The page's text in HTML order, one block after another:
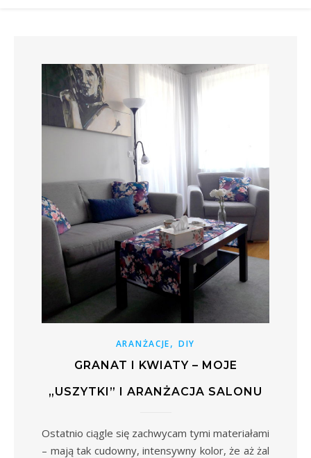
ARANŻACJE,DIY
GRANAT I KWIATY – MOJE
„USZYTKI” I ARANŻACJA SALONU
Ostatnio ciągle się zachwycam tymi materiałami
– mają tak cudowny, intensywny kolor, że aż żal